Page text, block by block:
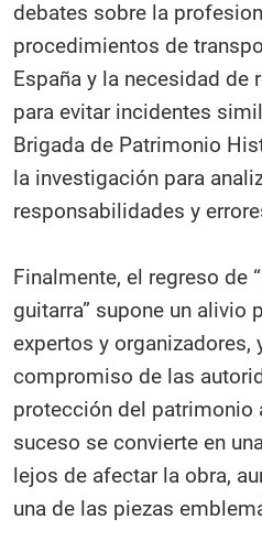
debates sobre la
procedimientos de
España y la necesidad
para evitar incidentes
Brigada de Patrimonio
la investigación para
responsabilidades y
Finalmente, el regreso de
guitarra” supone un alivio
expertos y organizadores,
compromiso de las
protección del patrimonio
suceso se convierte en
lejos de afectar la obra,
una de las piezas